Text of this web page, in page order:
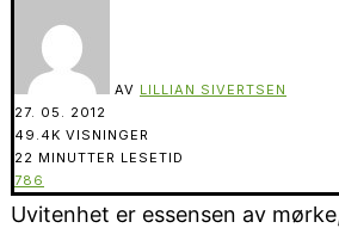
AV LILLIAN SIVERTSEN
27. 05. 2012
49.4K VISNINGER
22 MINUTTER LESETID
786
Uvitenhet er essensen av